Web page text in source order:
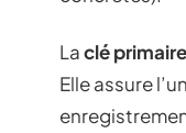
Laclé primaire
Elle assure